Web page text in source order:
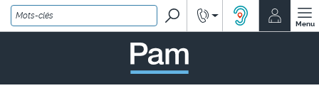
Rechercher
Renseignements
ACCEO,MonMenu
PAM - un service Île-